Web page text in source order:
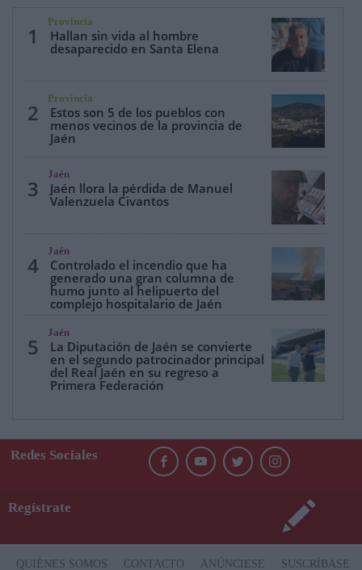
1
Provincia
Hallan sin vida al hombre
desaparecido en Santa Elena
2
Provincia
Estos son 5 de los pueblos con
menos vecinos de la provincia de
Jaén
3
Jaén
Jaén llora la pérdida de Manuel
Valenzuela Civantos
4
Jaén
Controlado el incendio que ha
generado una gran columna de
humo junto al helipuerto del
complejo hospitalario de Jaén
5
Jaén
La Diputación de Jaén se convierte
en el segundo patrocinador principal
del Real Jaén en su regreso a
Primera Federación
Redes Sociales
Regístrate
QUIÉNES SOMOS CONTACTO ANÚNCIESE SUSCRÍBASE